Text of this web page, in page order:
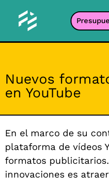
Nuevos
en YouTube
En el marco de su
plataforma de vídeos
formatos
innovaciones es